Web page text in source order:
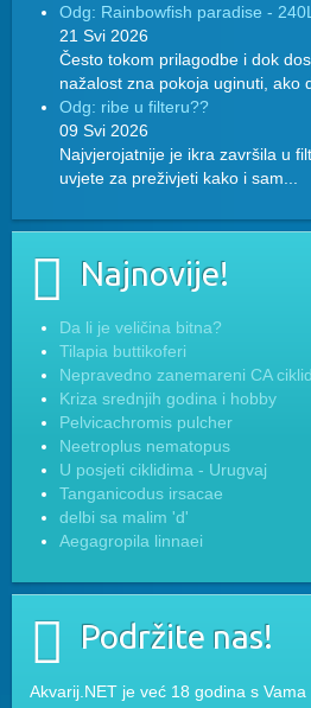
Odg: Rainbowfish paradise - 240L
21 Svi 2026
Često tokom prilagodbe i dok
nažalost zna pokoja uginuti, ako
Odg: ribe u filteru??
09 Svi 2026
Najvjerojatnije je ikra završila u
uvjete za preživjeti kako i sam...
Najnovije!
Da li je veličina bitna?
Tilapia buttikoferi
Nepravedno zanemareni CA
Kriza srednjih godina i hobby
Pelvicachromis pulcher
Neetroplus nematopus
U posjeti ciklidima - Urugvaj
Tanganicodus irsacae
delbi sa malim 'd'
Aegagropila linnaei
Podržite nas!
Akvarij.NET je već 18 godina s